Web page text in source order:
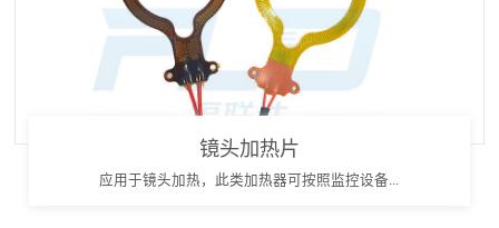
镜头加热片
应用于镜头加热，此类加热器可按照监控设备...